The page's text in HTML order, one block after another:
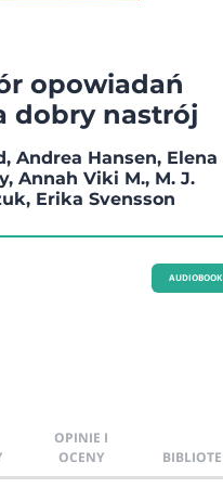
opowiadań
dobry nastrój
Andrea Hansen, Elena
Annah Viki M., M. J.
Erika Svensson
AUDIOBOOK
OPINIE I
OCENY